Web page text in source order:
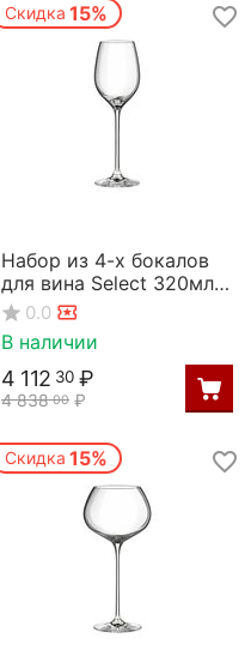
Скидка 15%
Набор из 4-х бокалов
для вина Select 320мл;
D=55/78,H=240мм,
Rona
0.0
В наличии
4 838 00 ₽
4 112 30 ₽
Скидка 15%